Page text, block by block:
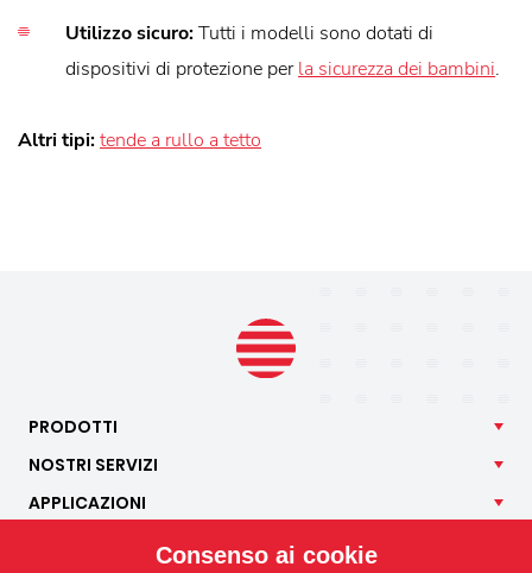
Utilizzo sicuro:Tutti i modelli sono dotati di
dispositivi di protezione perla sicurezza dei bambini.
Altri tipi:tende a rullo a tetto
PRODOTTI
NOSTRI SERVIZI
APPLICAZIONI
Consenso ai cookie